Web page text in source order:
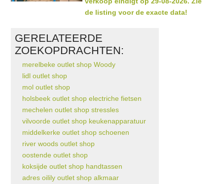
de listing voor de exacte data!
GERELATEERDE
ZOEKOPDRACHTEN:
merelbeke outlet shop Woody
lidl outlet shop
mol outlet shop
holsbeek outlet shop electriche fietsen
mechelen outlet shop stressles
vilvoorde outlet shop keukenapparatuur
middelkerke outlet shop schoenen
river woods outlet shop
oostende outlet shop
koksijde outlet shop handtassen
adres oilily outlet shop alkmaar